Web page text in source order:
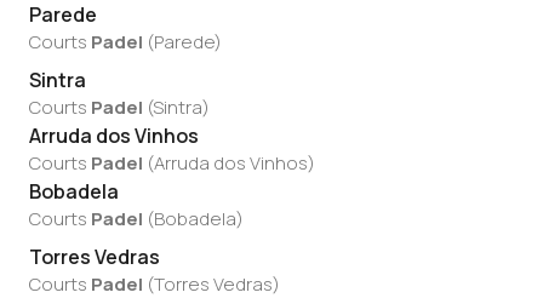
Parede
Courts Padel (Parede)
Sintra
Courts Padel (Sintra)
Arruda dos Vinhos
Courts Padel (Arruda dos Vinhos)
Bobadela
Courts Padel (Bobadela)
Torres Vedras
Courts Padel (Torres Vedras)